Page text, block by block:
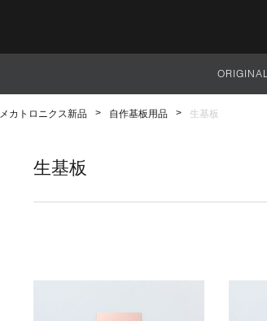
メカトロニクス新品 自作基板用品 生基板
生基板